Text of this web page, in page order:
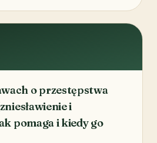
o przestępstwa
i
pomaga i kiedy go